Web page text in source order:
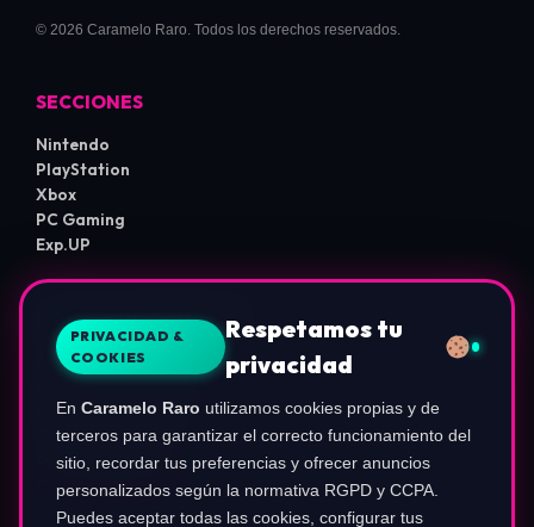
© 2026 Caramelo Raro. Todos los derechos reservados.
SECCIONES
Nintendo
PlayStation
Xbox
PC Gaming
Exp.UP
LEGAL E INFORMACIÓN
Sobre Nosotros
Política de Privacidad
Política de Cookies
Términos de Uso
Aviso de Afiliados
Configurar Cookies
PRIVACIDAD &
COOKIES
Respetamos tu
privacidad
En Caramelo Raro utilizamos cookies propias y de
terceros para garantizar el correcto funcionamiento del
sitio, recordar tus preferencias y ofrecer anuncios
personalizados según la normativa RGPD y CCPA.
Puedes aceptar todas las cookies, configurar tus